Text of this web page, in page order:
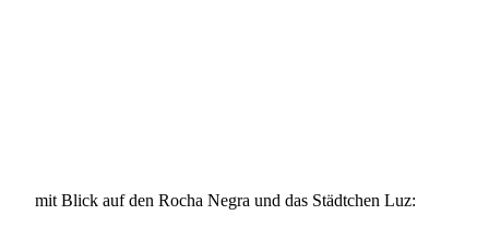
mit Blick auf den Rocha Negra und das Städtchen Luz: